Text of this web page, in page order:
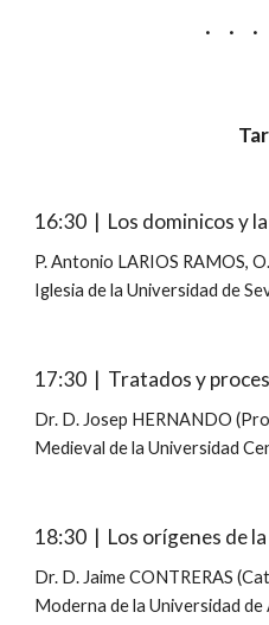
·     ·     ·
16:30  |  Los dominicos y
P. Antonio LARIOS RAMOS,
Iglesia de la Universidad de
17:30  |  Tratados y
Dr. D. Josep HERNANDO
Medieval de la Universidad
18:30  |  Los orígenes de
Dr. D. Jaime CONTRERAS
Moderna de la Universidad de